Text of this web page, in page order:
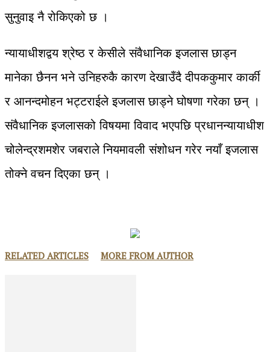
सुनुवाइ नै रोकिएको छ ।
न्यायाधीशद्वय श्रेष्ठ र केसीले संवैधानिक इजलास छाड्न
मानेका छैनन भने उनिहरुकै कारण देखाउँदै दीपककुमार कार्की
र आनन्दमोहन भट्टराईले इजलास छाड्ने घोषणा गरेका छन् ।
संवैधानिक इजलासको विषयमा विवाद भएपछि प्रधानन्यायाधीश
चोलेन्द्रशमशेर जबराले नियमावली संशोधन गरेर नयाँ इजलास
तोक्ने वचन दिएका छन् ।
RELATED ARTICLES MORE FROM AUTHOR